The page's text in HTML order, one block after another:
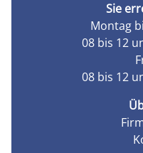
Sie
Montag
08 bis 12
08 bis 12